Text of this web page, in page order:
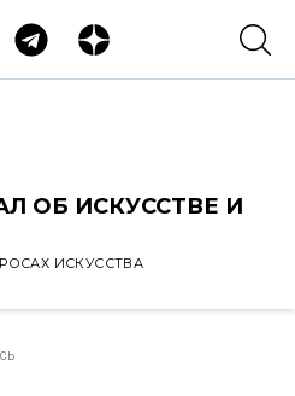
ОБ ИСКУССТВЕ И
ИСКУССТВА